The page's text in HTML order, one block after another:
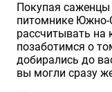
Покупая саженцы
питомнике Южно-
рассчитывать на
позаботимся о
добирались до
вы могли сразу